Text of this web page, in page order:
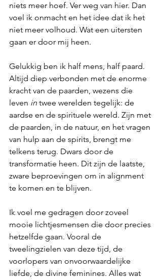
niets meer hoef. Ver weg van hier. Dan
voel ik onmacht en het idee dat ik het
niet meer volhoud. Wat een uitersten
gaan er door mij heen.
Gelukkig ben ik half mens, half paard.
Altijd diep verbonden met de enorme
kracht van de paarden, wezens die
leven in twee werelden tegelijk: de
aardse en de spirituele wereld. Zijn met
de paarden, in de natuur, en het vragen
van hulp aan de spirits, brengt me
telkens terug. Dwars door de
transformatie heen. Dit zijn de laatste,
zware beproevingen om in alignment
te komen en te blijven.
Ik voel me gedragen door zoveel
mooie lichtjesmensen die door precies
hetzelfde gaan. Vooral de
tweelingzielen van deze tijd, de
voorlopers van onvoorwaardelijke
liefde, de divine feminines. Alles wat